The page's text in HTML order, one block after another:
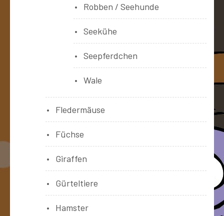
Robben / Seehunde
Seekühe
Seepferdchen
Wale
Fledermäuse
Füchse
Giraffen
Gürteltiere
Hamster